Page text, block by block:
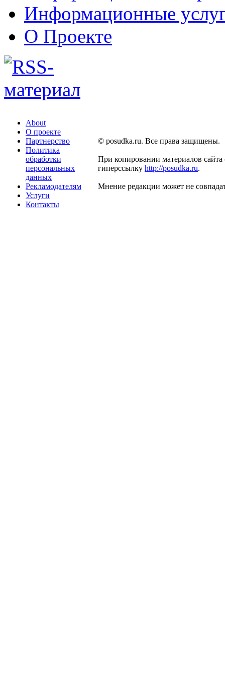
Информационные
О Проекте
About
О проекте
Партнерство
Политика
обработки
персональных
данных
Рекламодателям
Услуги
Контакты
© posudka.ru. Все права защищены.
При копировании материалов сайта
гиперссылку http://posudka.ru.
Мнение редакции может не